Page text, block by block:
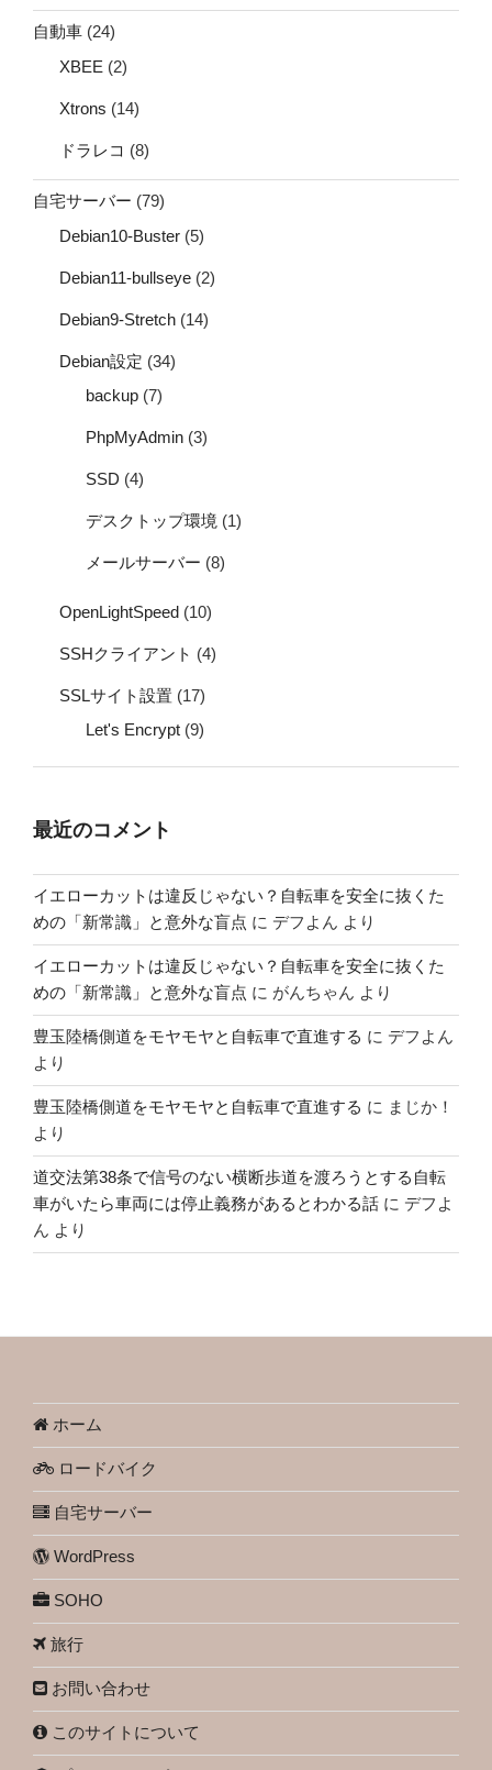
自動車 (24)
XBEE (2)
Xtrons (14)
ドラレコ (8)
自宅サーバー (79)
Debian10-Buster (5)
Debian11-bullseye (2)
Debian9-Stretch (14)
Debian設定 (34)
backup (7)
PhpMyAdmin (3)
SSD (4)
デスクトップ環境 (1)
メールサーバー (8)
OpenLightSpeed (10)
SSHクライアント (4)
SSLサイト設置 (17)
Let's Encrypt (9)
最近のコメント
イエローカットは違反じゃない？自転車を安全に抜くた
めの「新常識」と意外な盲点 に デフよん より
イエローカットは違反じゃない？自転車を安全に抜くた
めの「新常識」と意外な盲点 に がんちゃん より
豊玉陸橋側道をモヤモヤと自転車で直進する に デフよん
より
豊玉陸橋側道をモヤモヤと自転車で直進する に まじか！
より
道交法第38条で信号のない横断歩道を渡ろうとする自転
車がいたら車両には停止義務があるとわかる話 に デフよ
ん より
ホーム
ロードバイク
自宅サーバー
WordPress
SOHO
旅行
お問い合わせ
このサイトについて